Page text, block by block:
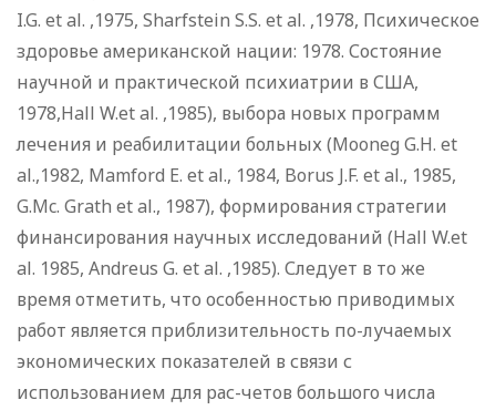
I.G. et al. ,1975, Sharfstein S.S. et al. ,1978, Психическое
здоровье американской нации: 1978. Состояние
научной и практической психиатрии в США,
1978,Hall W.et al. ,1985), выбора новых программ
лечения и реабилитации больных (Mooneg G.H. et
al.,1982, Mamford E. еt al., 1984, Borus J.F. et al., 1985,
G.Mc. Grath et al., 1987), формирования стратегии
финансирования научных исследований (Hall W.et
al. 1985, Andreus G. et al. ,1985). Следует в то же
время отметить, что особенностью приводимых
работ является приблизительность по-лучаемых
экономических показателей в связи с
использованием для рас-четов большого числа